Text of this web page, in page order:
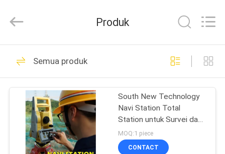
RUMAH
PRODUK
TENTANG
KAMI
Instrument
Co.,Ltd.
Reserved.
Survei Prisma
Reflektor
23
Produk
Semua produk
South New Technology
Navi Station Total
Station untuk Survei dan
Pemetaan Konstruksi
MOQ:1 piece
CONTACT